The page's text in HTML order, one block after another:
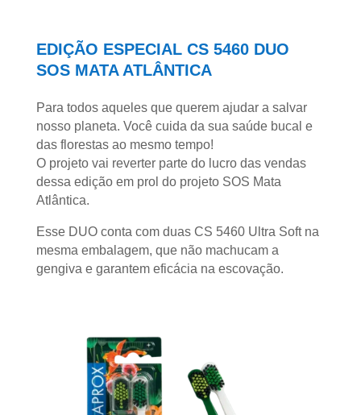
EDIÇÃO ESPECIAL CS 5460 DUO
SOS MATA ATLÂNTICA
Para todos aqueles que querem ajudar a salvar
nosso planeta. Você cuida da sua saúde bucal e
das florestas ao mesmo tempo!
O projeto vai reverter parte do lucro das vendas
dessa edição em prol do projeto SOS Mata
Atlântica.
Esse DUO conta com duas CS 5460 Ultra Soft na
mesma embalagem, que não machucam a
gengiva e garantem eficácia na escovação.